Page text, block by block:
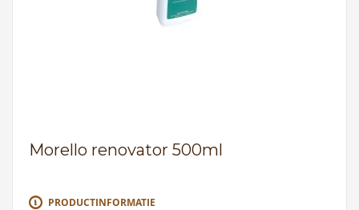
Morello renovator 500ml
PRODUCTINFORMATIE